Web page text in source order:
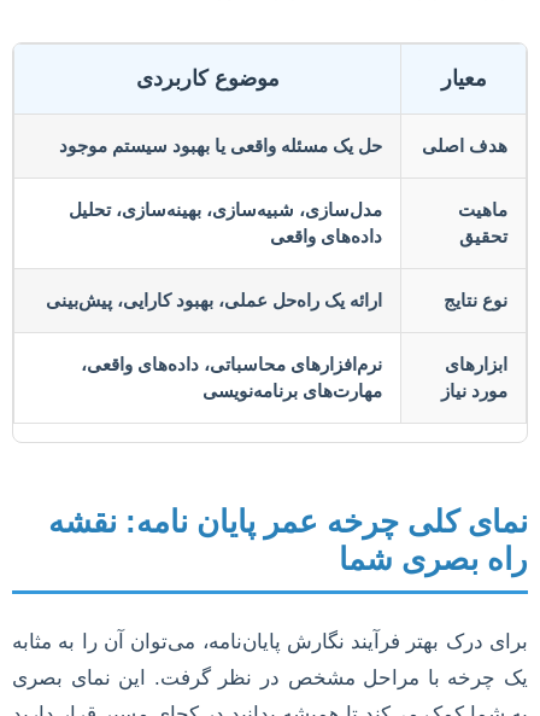
معیار موضوع کاربردی
هدف اصلی حل یک مسئله واقعی یا بهبود سیستم موجود
ماهیت
تحقیق
مدل‌سازی، شبیه‌سازی، بهینه‌سازی، تحلیل
داده‌های واقعی
نوع نتایج ارائه یک راه‌حل عملی، بهبود کارایی، پیش‌بینی
ابزارهای
مورد نیاز
نرم‌افزارهای محاسباتی، داده‌های واقعی،
مهارت‌های برنامه‌نویسی
نمای کلی چرخه عمر پایان نامه: نقشه
راه بصری شما
برای درک بهتر فرآیند نگارش پایان‌نامه، می‌توان آن را به مثابه
یک چرخه با مراحل مشخص در نظر گرفت. این نمای بصری